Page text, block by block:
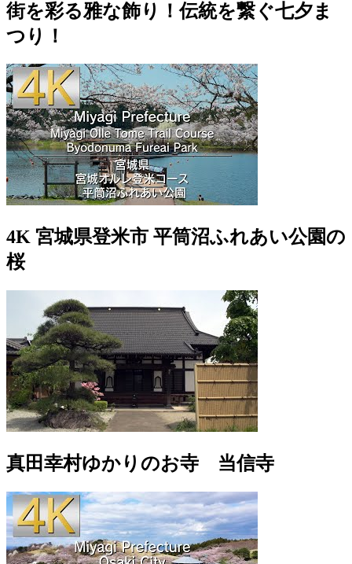
街を彩る雅な飾り！伝統を繋ぐ七夕ま
つり！
4K 宮城県登米市 平筒沼ふれあい公園の
桜
真田幸村ゆかりのお寺 当信寺